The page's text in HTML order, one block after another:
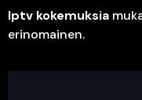
Iptv kokemuksia
erinomainen.